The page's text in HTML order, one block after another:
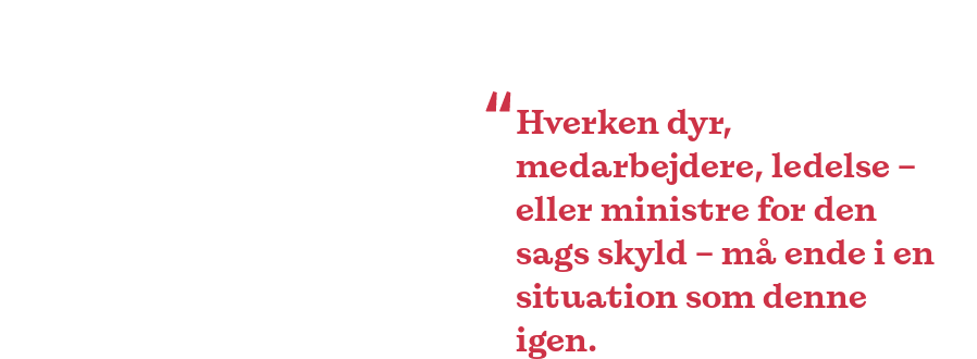
Hverken dyr,
medarbejdere, ledelse –
eller ministre for den
sags skyld – må ende i en
situation som denne
igen.